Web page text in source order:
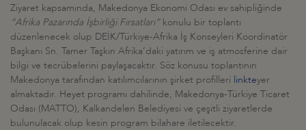
Ziyaret kapsamında, Makedonya Ekonomi Odası ev sahipliğinde
“Afrika Pazarında İşbirliği Fırsatları”konulu bir toplantı
düzenlenecek olup DEİK/Türkiye-Afrika İş Konseyleri Koordinatör
Başkanı Sn. Tamer Taşkın Afrika’daki yatırım ve iş atmosferine dair
bilgi ve tecrübelerini paylaşacaktır. Söz konusu toplantının
Makedonya tarafından katılımcılarının şirket profilleri linkteyer
almaktadır. Heyet programı dahilinde, Makedonya-Türkiye Ticaret
Odası (MATTO), Kalkandelen Belediyesi ve çeşitli ziyaretlerde
bulunulacak olup kesin program bilahare iletilecektir.